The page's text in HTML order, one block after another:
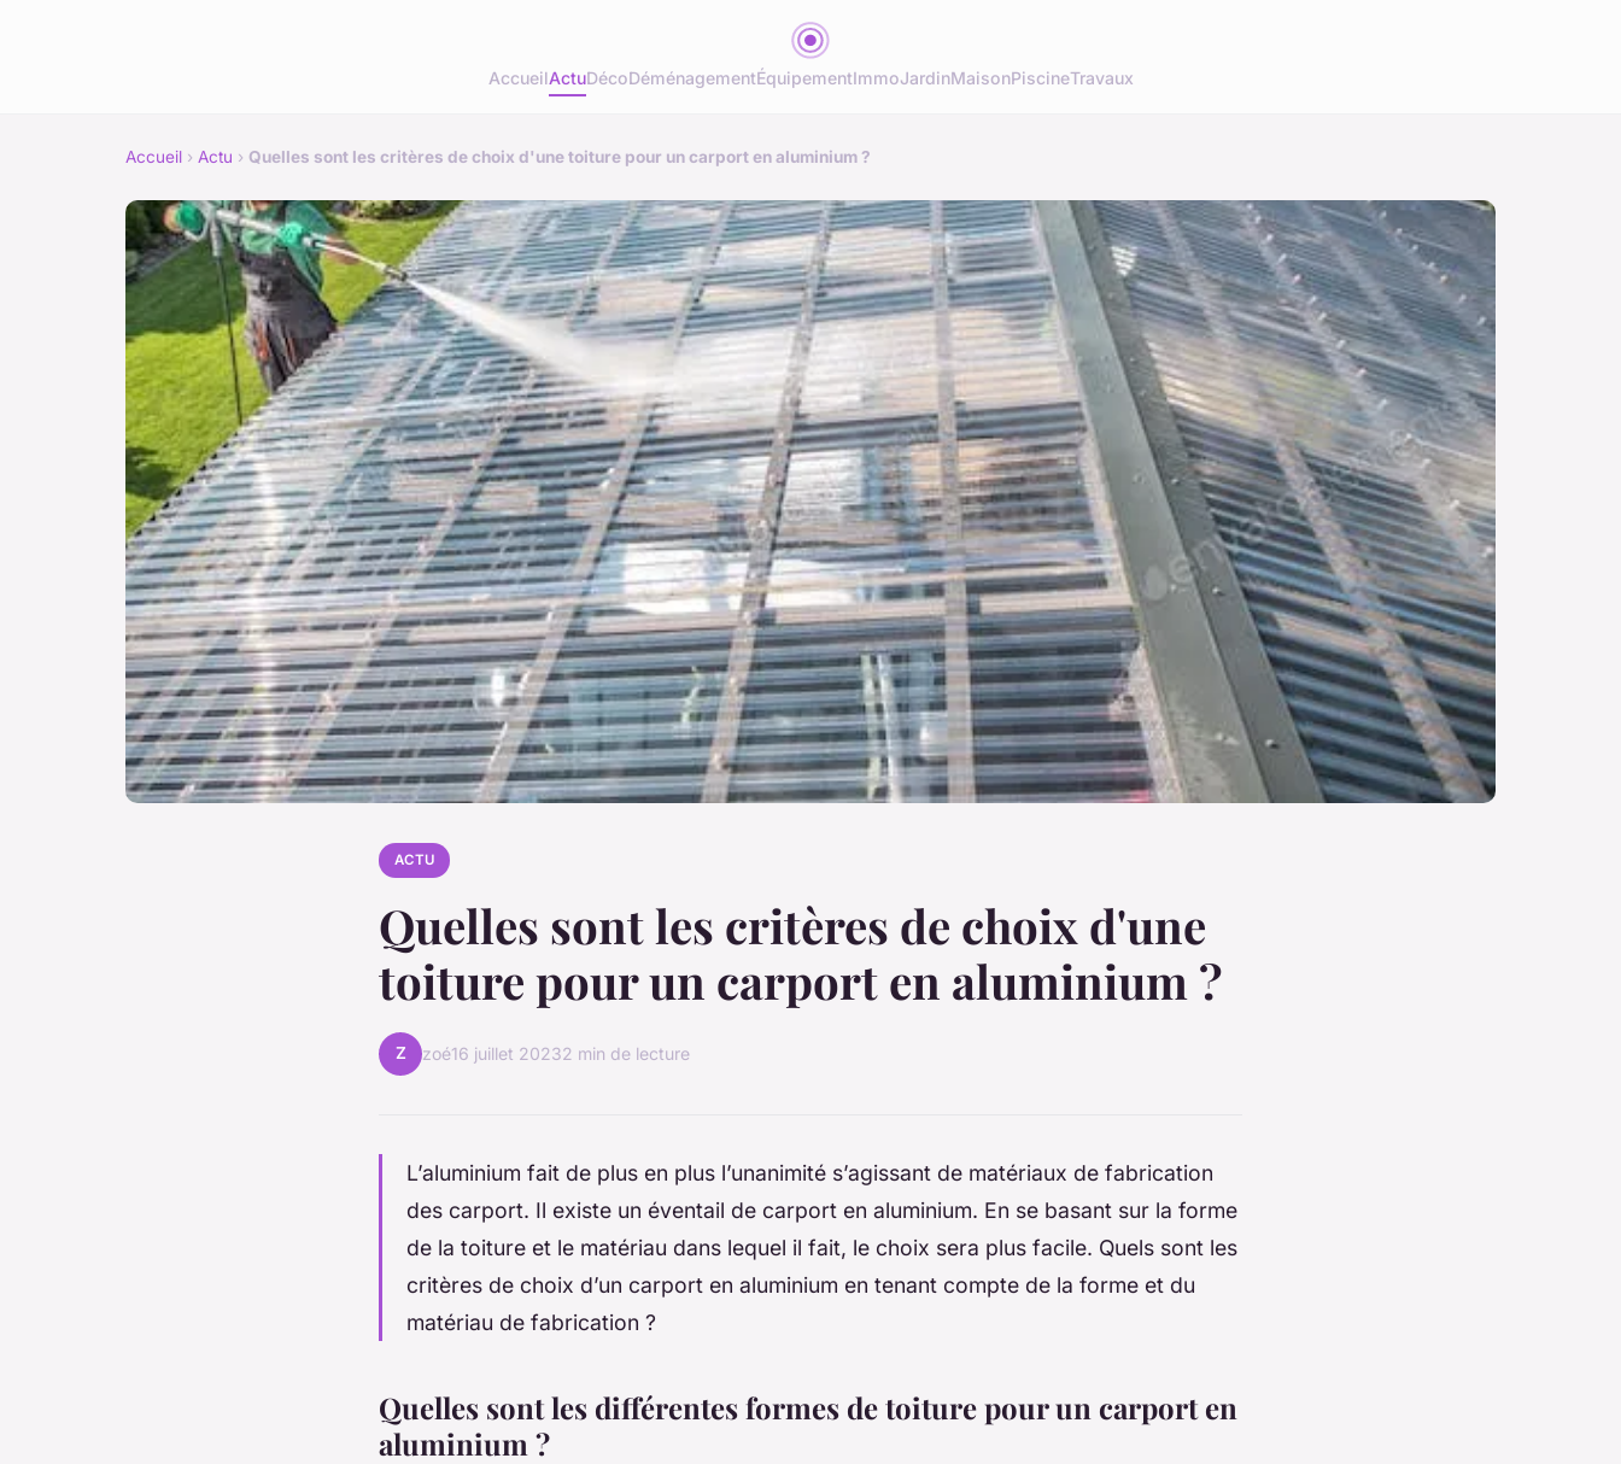
AccueilActuDécoDéménagementÉquipementImmoJardinMaisonPiscineTravaux
Accueil › Actu › Quelles sont les critères de choix d'une toiture pour un carport en aluminium ?
ACTU
Quelles sont les critères de choix d'une
toiture pour un carport en aluminium ?
Z zoé16 juillet 20232 min de lecture
L’aluminium fait de plus en plus l’unanimité s’agissant de matériaux de fabrication
des carport. Il existe un éventail de carport en aluminium. En se basant sur la forme
de la toiture et le matériau dans lequel il fait, le choix sera plus facile. Quels sont les
critères de choix d’un carport en aluminium en tenant compte de la forme et du
matériau de fabrication ?
Quelles sont les différentes formes de toiture pour un carport en
aluminium ?